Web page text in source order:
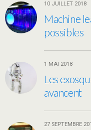
10 JUILLET 2018
Machine
possibles
1 MAI 2018
Les
avancent
27 SEPTEMBRE